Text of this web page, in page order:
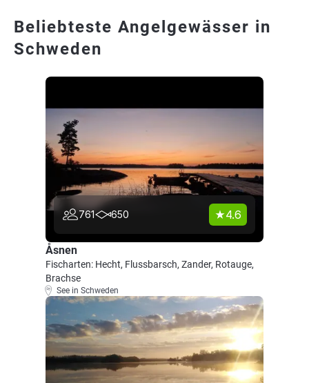
Beliebteste Angelgewässer in
Schweden
761 650 4.6
Åsnen
Fischarten: Hecht, Flussbarsch, Zander, Rotauge,
Brachse
See in Schweden